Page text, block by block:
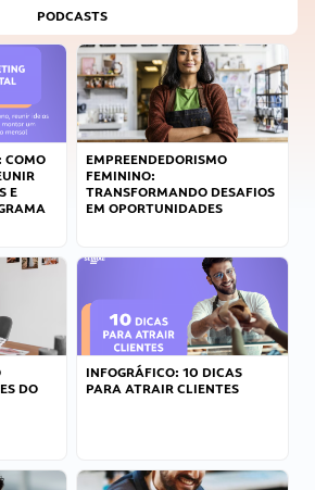
PODCASTS
COMO
E
EMPREENDEDORISMO
FEMININO:
TRANSFORMANDO DESAFIOS
EM OPORTUNIDADES
DO
INFOGRÁFICO: 10 DICAS
PARA ATRAIR CLIENTES